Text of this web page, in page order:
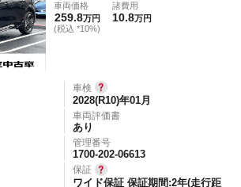
車両価格
259.8万円
(税込 *10%)
諸費用
10.8万円
車検
2028(R10)年01月
車両評価書
あり
管理番号
1700-202-06613
保証
ワイド保証 保証期間:2年(走行距